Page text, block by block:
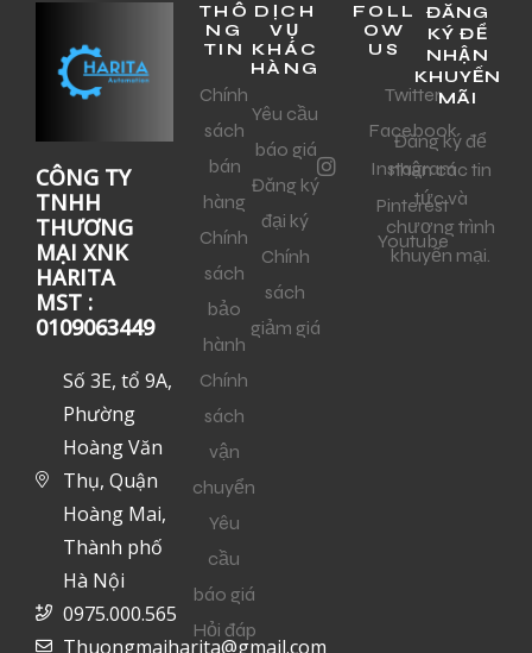
CÔNG TY
TNHH
THƯƠNG
MẠI XNK
HARITA
MST :
0109063449
Số 3E, tổ 9A,
Phường
Hoàng Văn
Thụ, Quận
Hoàng Mai,
Thành phố
Hà Nội
0975.000.565
Thuongmaiharita@gmail.com
THÔ
NG
TIN
Chính
sách
bán
hàng
Chính
sách
bảo
hành
Chính
sách
vận
chuyển
Yêu
cầu
báo giá
Hỏi đáp
DỊCH
VỤ
KHÁC
HÀNG
Yêu cầu
báo giá
Đăng ký
đại ký
Chính
sách
giảm giá
FOLL
OW
US
Twitter
Facebook
Instagram
Pinterest
Youtube
ĐĂNG
KÝ ĐỂ
NHẬN
KHUYẾN
MÃI
Đăng ký để
nhận các tin
tức và
chương trình
khuyến mại.